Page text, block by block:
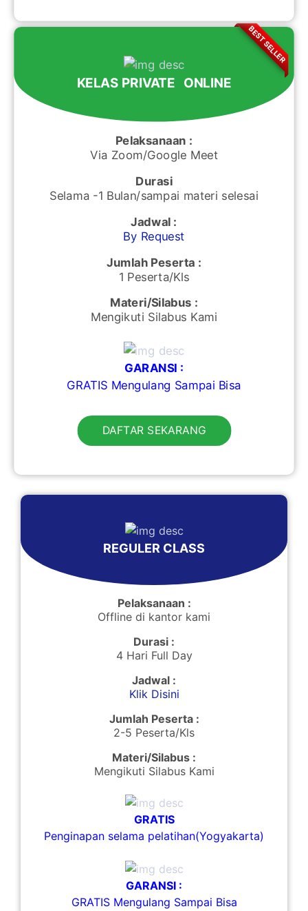
BEST SELLER
KELAS PRIVATE ONLINE
Pelaksanaan :
Via Zoom/Google Meet
Durasi
Selama -1 Bulan/sampai materi selesai
Jadwal :
By Request
Jumlah Peserta :
1 Peserta/Kls
Materi/Silabus :
Mengikuti Silabus Kami
GARANSI :
GRATIS Mengulang Sampai Bisa
DAFTAR SEKARANG
REGULER CLASS
Pelaksanaan :
Offline di kantor kami
Durasi :
4 Hari Full Day
Jadwal :
Klik Disini
Jumlah Peserta :
2-5 Peserta/Kls
Materi/Silabus :
Mengikuti Silabus Kami
GRATIS
Penginapan selama pelatihan(Yogyakarta)
GARANSI :
GRATIS Mengulang Sampai Bisa